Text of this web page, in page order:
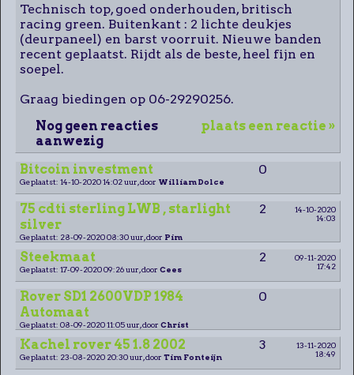
Technisch top, goed onderhouden, britisch
racing green. Buitenkant : 2 lichte deukjes
(deurpaneel) en barst voorruit. Nieuwe banden
recent geplaatst. Rijdt als de beste, heel fijn en
soepel.
Graag biedingen op 06-29290256.
plaats een reactie »
Nog geen reacties
aanwezig
Bitcoin investment
0
Geplaatst: 14-10-2020 14:02 uur, door William Dolce
75 cdti sterling LWB , starlight
silver
2
14-10-2020
14:03
Geplaatst: 28-09-2020 08:30 uur, door Pim
Steekmaat 2
09-11-2020
17:42
Geplaatst: 17-09-2020 09:26 uur, door Cees
Rover SD1 2600VDP 1984
Automaat
0
Geplaatst: 08-09-2020 11:05 uur, door Christ
Kachel rover 45 1.8 2002 3
13-11-2020
18:49
Geplaatst: 23-08-2020 20:30 uur, door Tim Fonteijn